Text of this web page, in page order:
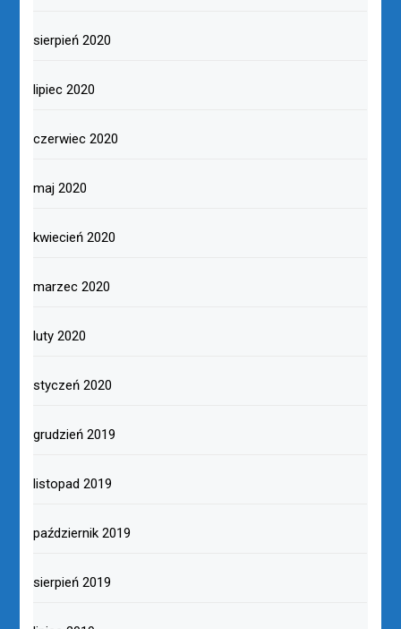
sierpień 2020
lipiec 2020
czerwiec 2020
maj 2020
kwiecień 2020
marzec 2020
luty 2020
styczeń 2020
grudzień 2019
listopad 2019
październik 2019
sierpień 2019